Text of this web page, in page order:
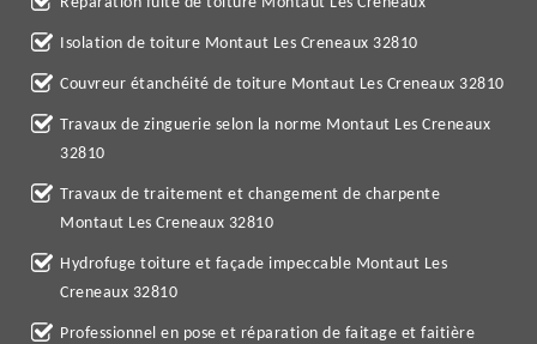
Isolation de toiture Montaut Les Creneaux 32810
Couvreur étanchéité de toiture Montaut Les Creneaux 32810
Travaux de zinguerie selon la norme Montaut Les Creneaux
32810
Travaux de traitement et changement de charpente
Montaut Les Creneaux 32810
Hydrofuge toiture et façade impeccable Montaut Les
Creneaux 32810
Professionnel en pose et réparation de faitage et faitière